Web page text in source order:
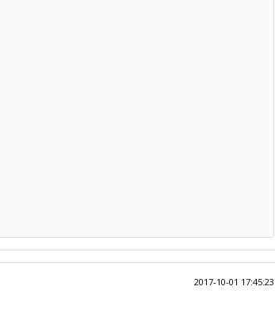
2017-10-01 17:45:23